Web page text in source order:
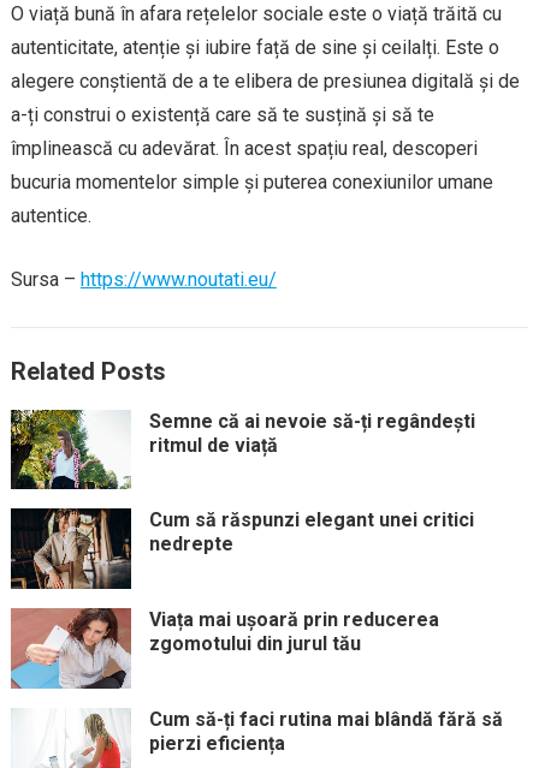
O viață bună în afara rețelelor sociale este o viață trăită cu
autenticitate, atenție și iubire față de sine și ceilalți. Este o
alegere conștientă de a te elibera de presiunea digitală și de
a-ți construi o existență care să te susțină și să te
împlinească cu adevărat. În acest spațiu real, descoperi
bucuria momentelor simple și puterea conexiunilor umane
autentice.
Sursa – https://www.noutati.eu/
Related Posts
Semne că ai nevoie să-ți regândești
ritmul de viață
Cum să răspunzi elegant unei critici
nedrepte
Viața mai ușoară prin reducerea
zgomotului din jurul tău
Cum să-ți faci rutina mai blândă fără să
pierzi eficiența